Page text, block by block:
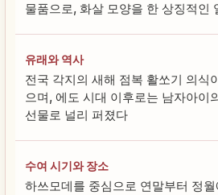
물품으로, 화살 모양을 한 상징적인
유래와 역사
전국 각지의 새해 점복 활쏘기 의식
으며, 에도 시대 이후로는 남자아이
선물로 널리 퍼졌다
수여 시기와 장소
하쓰모데를 중심으로 연말부터 정월